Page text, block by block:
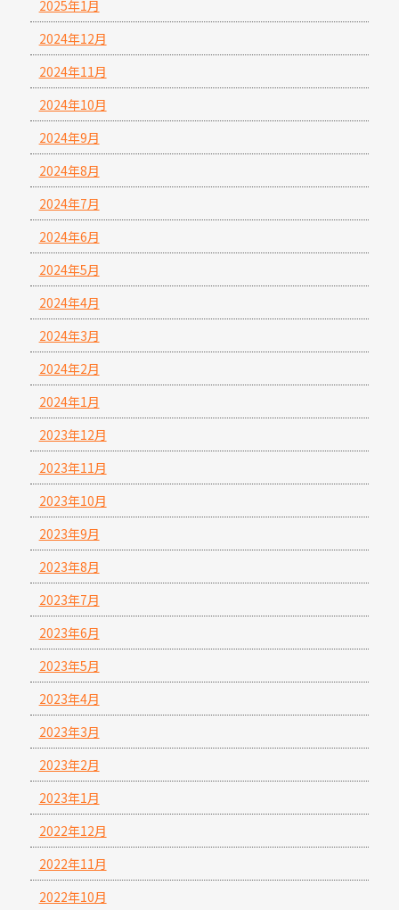
2025年1月
2024年12月
2024年11月
2024年10月
2024年9月
2024年8月
2024年7月
2024年6月
2024年5月
2024年4月
2024年3月
2024年2月
2024年1月
2023年12月
2023年11月
2023年10月
2023年9月
2023年8月
2023年7月
2023年6月
2023年5月
2023年4月
2023年3月
2023年2月
2023年1月
2022年12月
2022年11月
2022年10月